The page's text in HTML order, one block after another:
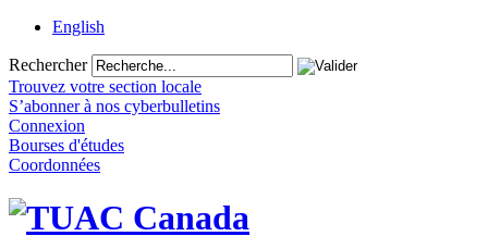
English
Rechercher
Trouvez votre section locale
S’abonner à nos cyberbulletins
Connexion
Bourses d'études
Coordonnées